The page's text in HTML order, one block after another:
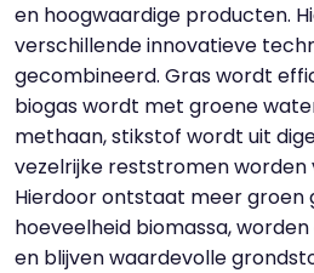
en hoogwaardige producten.
verschillende innovatieve
gecombineerd. Gras wordt
biogas wordt met groene
methaan, stikstof wordt uit
vezelrijke reststromen
Hierdoor ontstaat meer groen
hoeveelheid biomassa,
en blijven waardevolle